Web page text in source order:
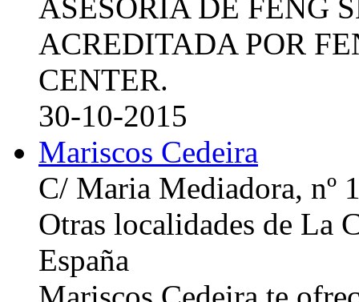
ASESORIA DE FENG
ACREDITADA POR
CENTER.
30-10-2015
Mariscos Cedeira
C/ Maria Mediadora, nº
Otras localidades de La
España